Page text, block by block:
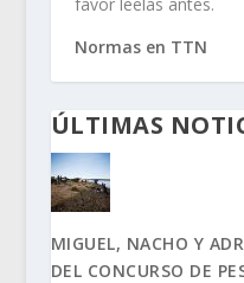
Normas en TTN
ÚLTIMAS
MIGUEL, NACHO Y
DEL CONCURSO DE